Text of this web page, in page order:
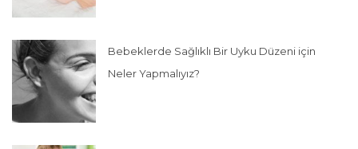
Bebeklerde Sağlıklı Bir Uyku Düzeni için
Neler Yapmalıyız?